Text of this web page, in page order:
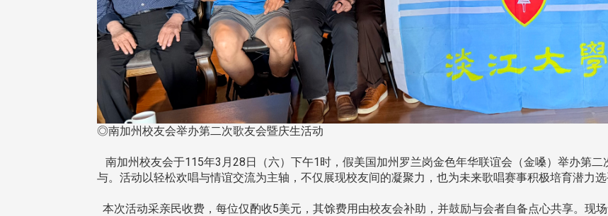
◎南加州校友会举办第二次歌友会暨庆生活动
南加州校友会于115年3月28日（六）下午1时，假美国加州罗兰岗金色年华联谊会（金嗓）举办第
与。活动以轻松欢唱与情谊交流为主轴，不仅展现校友间的凝聚力，也为未来歌唱赛事积极培育潜力选
本次活动采亲民收费，每位仅酌收5美元，其馀费用由校友会补助，并鼓励与会者自备点心共享。现